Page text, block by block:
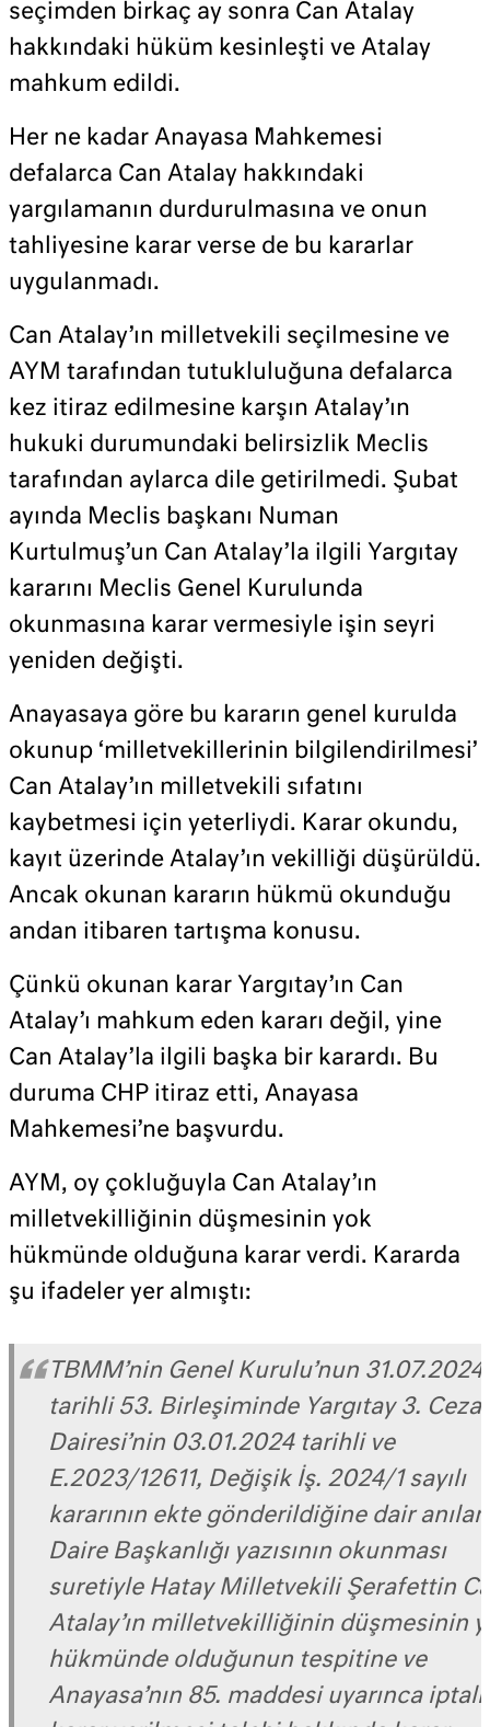
seçimden birkaç ay sonra Can Atalay
hakkındaki hüküm kesinleşti ve Atalay
mahkum edildi.
Her ne kadar Anayasa Mahkemesi
defalarca Can Atalay hakkındaki
yargılamanın durdurulmasına ve onun
tahliyesine karar verse de bu kararlar
uygulanmadı.
Can Atalay’ın milletvekili seçilmesine ve
AYM tarafından tutukluluğuna defalarca
kez itiraz edilmesine karşın Atalay’ın
hukuki durumundaki belirsizlik Meclis
tarafından aylarca dile getirilmedi. Şubat
ayında Meclis başkanı Numan
Kurtulmuş’un Can Atalay’la ilgili Yargıtay
kararını Meclis Genel Kurulunda
okunmasına karar vermesiyle işin seyri
yeniden değişti.
Anayasaya göre bu kararın genel kurulda
okunup ‘milletvekillerinin bilgilendirilmesi’
Can Atalay’ın milletvekili sıfatını
kaybetmesi için yeterliydi. Karar okundu,
kayıt üzerinde Atalay’ın vekilliği düşürüldü.
Ancak okunan kararın hükmü okunduğu
andan itibaren tartışma konusu.
Çünkü okunan karar Yargıtay’ın Can
Atalay’ı mahkum eden kararı değil, yine
Can Atalay’la ilgili başka bir karardı. Bu
duruma CHP itiraz etti, Anayasa
Mahkemesi’ne başvurdu.
AYM, oy çokluğuyla Can Atalay’ın
milletvekilliğinin düşmesinin yok
hükmünde olduğuna karar verdi. Kararda
şu ifadeler yer almıştı:
TBMM’nin Genel Kurulu’nun 31.07.2024
tarihli 53. Birleşiminde Yargıtay 3. Ceza
Dairesi’nin 03.01.2024 tarihli ve
E.2023/12611, Değişik İş. 2024/1 sayılı
kararının ekte gönderildiğine dair anılan
Daire Başkanlığı yazısının okunması
suretiyle Hatay Milletvekili Şerafettin
Atalay’ın milletvekilliğinin düşmesinin
hükmünde olduğunun tespitine ve
Anayasa’nın 85. maddesi uyarınca